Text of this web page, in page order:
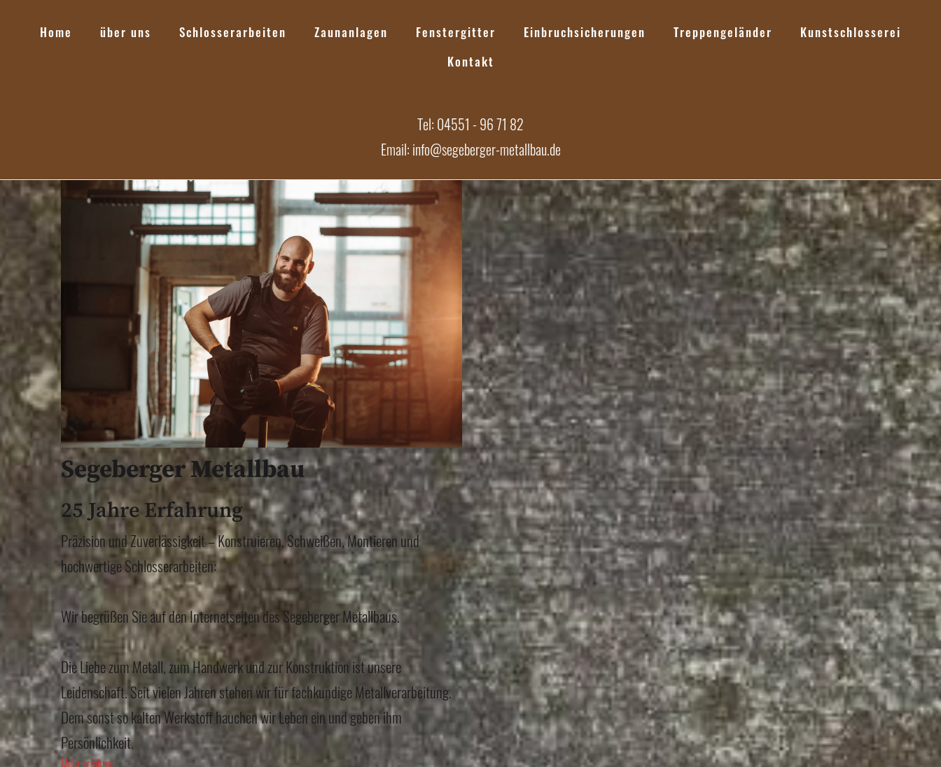
Home über uns Schlosserarbeiten Zaunanlagen Fenstergitter Einbruchsicherungen Treppengeländer
Kunstschlosserei
Kontakt
Tel: 04551 - 96 71 82
Email: info@segeberger-metallbau.de
Segeberger Metallbau
25 Jahre Erfahrung
Präzision und Zuverlässigkeit – Konstruieren, Schweißen, Montieren und
hochwertige Schlosserarbeiten:
Wir begrüßen Sie auf den Internetseiten des Segeberger Metallbaus.
Die Liebe zum Metall, zum Handwerk und zur Konstruktion ist unsere
Leidenschaft. Seit vielen Jahren stehen wir für fachkundige Metallverarbeitung.
Dem sonst so kalten Werkstoff hauchen wir Leben ein und geben ihm
Persönlichkeit.
Mehr erfahren